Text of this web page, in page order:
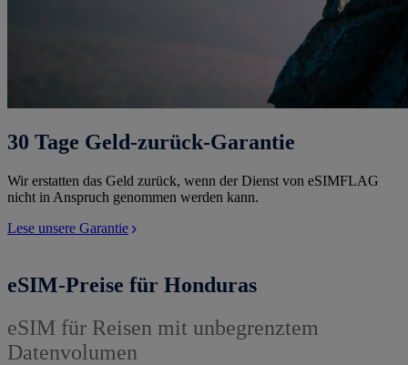
30 Tage Geld-zurück-Garantie
Wir erstatten das Geld zurück, wenn der Dienst von eSIMFLAG
nicht in Anspruch genommen werden kann.
Lese unsere Garantie
eSIM-Preise für Honduras
eSIM für Reisen mit unbegrenztem
Datenvolumen